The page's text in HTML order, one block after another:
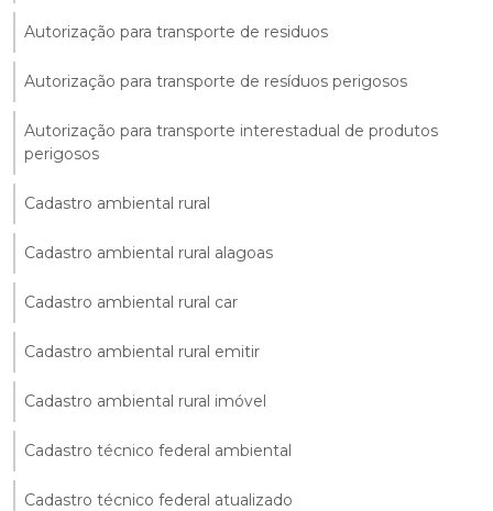
Autorização para transporte de residuos
Autorização para transporte de resíduos perigosos
Autorização para transporte interestadual de produtos
perigosos
Cadastro ambiental rural
Cadastro ambiental rural alagoas
Cadastro ambiental rural car
Cadastro ambiental rural emitir
Cadastro ambiental rural imóvel
Cadastro técnico federal ambiental
Cadastro técnico federal atualizado